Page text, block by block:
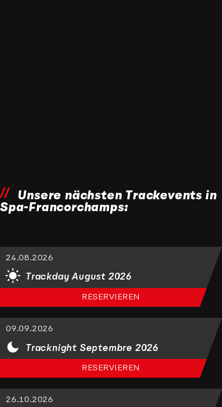
Unsere nächsten Trackevents in
Spa-Francorchamps:
Trackday August 2026
24.08.2026
RESERVIEREN
Tracknight Septembre 2026
09.09.2026
RESERVIEREN
26.10.2026